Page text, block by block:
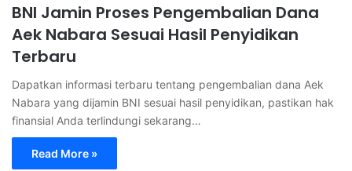
BNI Jamin Proses Pengembalian Dana
Aek Nabara Sesuai Hasil Penyidikan
Terbaru
Dapatkan informasi terbaru tentang pengembalian dana Aek
Nabara yang dijamin BNI sesuai hasil penyidikan, pastikan hak
finansial Anda terlindungi sekarang…
Read More »